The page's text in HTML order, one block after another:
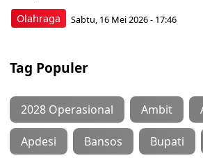
Olahraga Sabtu, 16 Mei 2026 - 17:46
Tag Populer
2028 Operasional Ambit
Apdesi Bansos Bupati